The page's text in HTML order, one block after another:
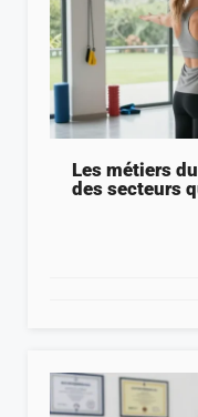
Les métiers
des secteurs